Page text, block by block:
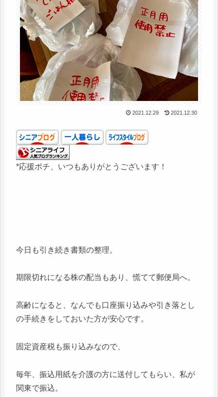
2021.12.29 2021.12.30
*応援ポチ、いつもありがとうございます！
今日も引き続き書類の整理。
期限切れになる株の配当もあり、慌てて郵便局へ。
高齢になると、なんでも口座振り込みや引き落とし
の手続きをしておいた方が安心です。
固定資産税も振り込みなので、
毎年、振込用紙を介護の方に送付してもらい、私が
関東で振込。